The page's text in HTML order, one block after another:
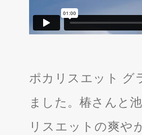
ポカリスエット グ
ました。椿さんと
リスエットの爽や